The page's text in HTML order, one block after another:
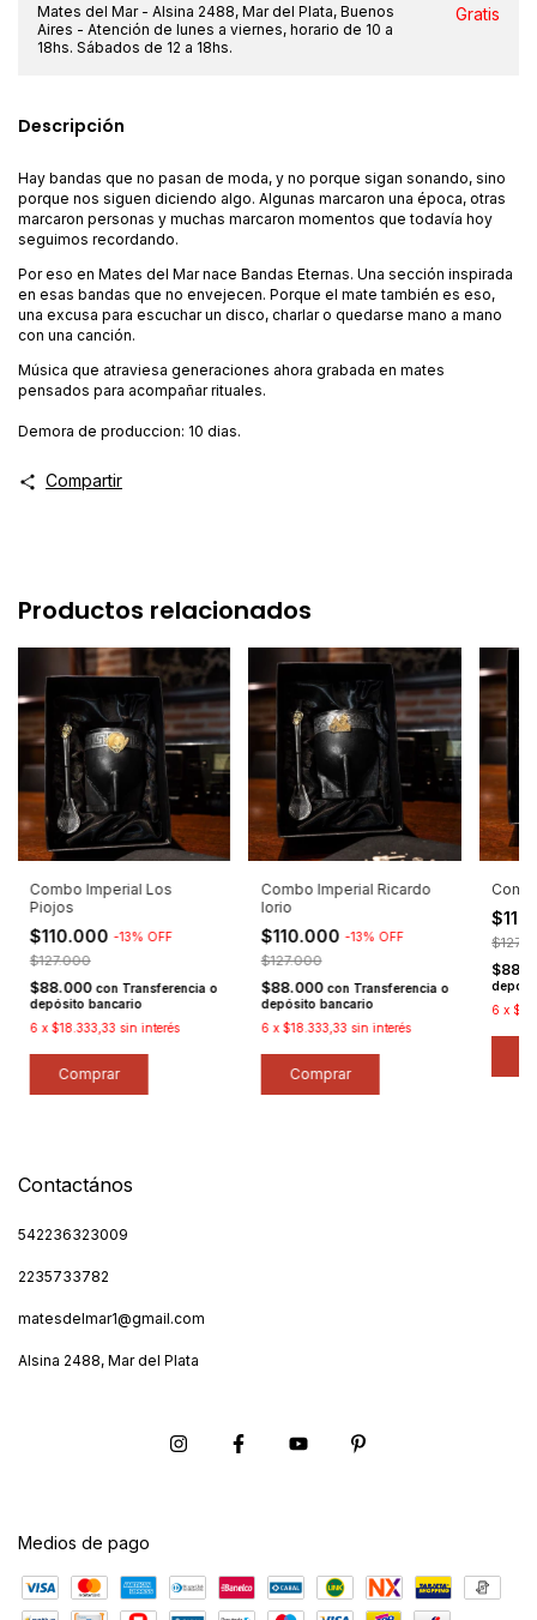
Mates del Mar - Alsina 2488, Mar del Plata, Buenos
Aires - Atención de lunes a viernes, horario de 10 a
18hs. Sábados de 12 a 18hs.
Gratis
Descripción
Hay bandas que no pasan de moda, y no porque sigan sonando, sino
porque nos siguen diciendo algo. Algunas marcaron una época, otras
marcaron personas y muchas marcaron momentos que todavía hoy
seguimos recordando.
Por eso en Mates del Mar nace Bandas Eternas. Una sección inspirada
en esas bandas que no envejecen. Porque el mate también es eso,
una excusa para escuchar un disco, charlar o quedarse mano a mano
con una canción.
Música que atraviesa generaciones ahora grabada en mates
pensados para acompañar rituales.
Demora de produccion: 10 dias.
Compartir
Productos relacionados
Combo Imperial Los
Piojos
$110.000 -13% OFF
$127.000
$88.000 con Transferencia o
depósito bancario
6 x $18.333,33 sin interés
Combo Imperial Ricardo
Iorio
$110.000 -13% OFF
$127.000
$88.000 con Transferencia o
depósito bancario
6 x $18.333,33 sin interés
6 x
Contactános
542236323009
2235733782
matesdelmar1@gmail.com
Alsina 2488, Mar del Plata
Medios de pago